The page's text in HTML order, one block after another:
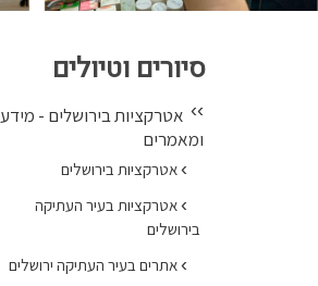
סיורים וטיולים
›› אטרקציות בירושלים - מידע
ומאמרים
›אטרקציות בירושלים
›אטרקציות בעיר העתיקה
בירושלים
›אתרים בעיר העתיקה ירושלים